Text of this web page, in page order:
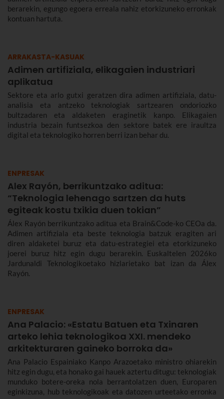
berarekin, egungo egoera erreala nahiz etorkizuneko erronkak
kontuan hartuta.
ARRAKASTA-KASUAK
Adimen artifiziala, elikagaien industriari
aplikatua
Sektore eta arlo gutxi geratzen dira adimen artifiziala, datu-
analisia eta antzeko teknologiak sartzearen ondoriozko
bultzadaren eta aldaketen eraginetik kanpo. Elikagaien
industria bezain funtsezkoa den sektore batek ere iraultza
digital eta teknologiko horren berri izan behar du.
ENPRESAK
Alex Rayón, berrikuntzako aditua:
“Teknologia lehenago sartzen da huts
egiteak kostu txikia duen tokian”
Álex Rayón berrikuntzako aditua eta Brain&Code-ko CEOa da.
Adimen artifiziala eta beste teknologia batzuk eragiten ari
diren aldaketei buruz eta datu-estrategiei eta etorkizuneko
joerei buruz hitz egin dugu berarekin. Euskaltelen 2026ko
Jardunaldi Teknologikoetako hizlarietako bat izan da Álex
Rayón.
ENPRESAK
Ana Palacio: «Estatu Batuen eta Txinaren
arteko lehia teknologikoa XXI. mendeko
arkitekturaren gaineko borroka da»
Ana Palacio Espainiako Kanpo Arazoetako ministro ohiarekin
hitz egin dugu, eta honako gai hauek aztertu ditugu: teknologiak
munduko botere-oreka nola berrantolatzen duen, Europaren
eginkizuna, hub teknologikoak eta datozen urteetako erronka